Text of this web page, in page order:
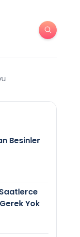
Besinler
Yok